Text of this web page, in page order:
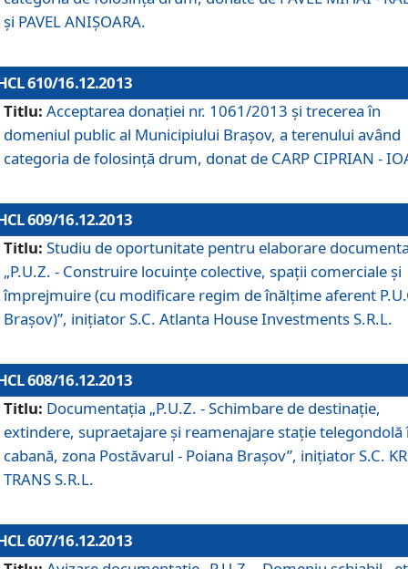
şi PAVEL ANIŞOARA.
610/16.12.2013
Titlu: Acceptarea donaţiei nr. 1061/2013 şi trecerea în
domeniul public al Municipiului Braşov, a terenului având
categoria de folosinţă drum, donat de CARP CIPRIAN -
609/16.12.2013
Titlu: Studiu de oportunitate pentru elaborare
„P.U.Z. - Construire locuinţe colective, spaţii comerciale şi
împrejmuire (cu modificare regim de înălţime aferent
Braşov)”, iniţiator S.C. Atlanta House Investments S.R.L.
608/16.12.2013
Titlu: Documentaţia „P.U.Z. - Schimbare de destinaţie,
extindere, supraetajare şi reamenajare staţie telegondolă
cabană, zona Postăvarul - Poiana Braşov”, iniţiator S.C.
TRANS S.R.L.
607/16.12.2013